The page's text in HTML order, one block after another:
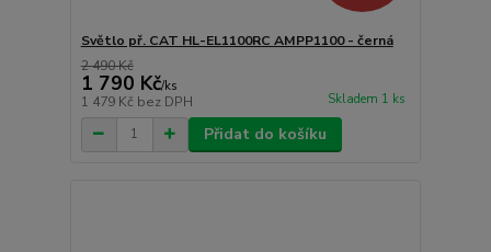
Světlo př. CAT HL-EL1100RC AMPP1100 - černá
2 490 Kč
1 790 Kč/ks
1 479 Kč bez DPH Skladem 1 ks
Přidat do košíku